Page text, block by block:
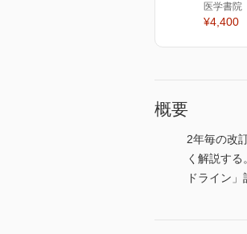
医学書院
¥4,400
概要
2年毎の改
く解説す
ドライン